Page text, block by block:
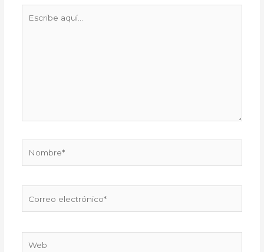
aquí...
electrónico*